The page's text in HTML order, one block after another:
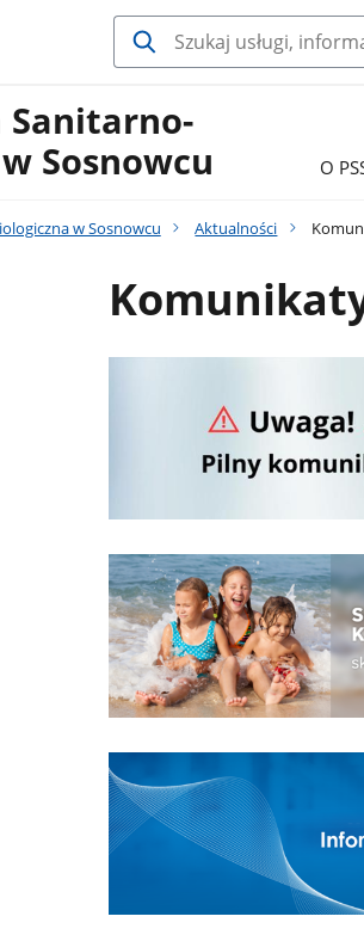
Sanitarno-
Sosnowcu
O
w Sosnowcu Aktualności